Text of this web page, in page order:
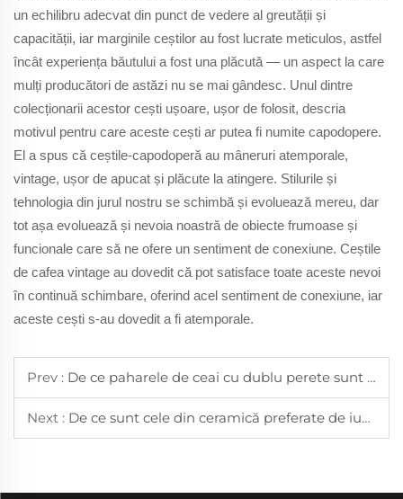
un echilibru adecvat din punct de vedere al greutății și
capacității, iar marginile ceștilor au fost lucrate meticulos, astfel
încât experiența băutului a fost una plăcută — un aspect la care
mulți producători de astăzi nu se mai gândesc. Unul dintre
colecționarii acestor cești ușoare, ușor de folosit, descria
motivul pentru care aceste cești ar putea fi numite capodopere.
El a spus că ceștile-capodoperă au mâneruri atemporale,
vintage, ușor de apucat și plăcute la atingere. Stilurile și
tehnologia din jurul nostru se schimbă și evoluează mereu, dar
tot așa evoluează și nevoia noastră de obiecte frumoase și
funcionale care să ne ofere un sentiment de conexiune. Ceștile
de cafea vintage au dovedit că pot satisface toate aceste nevoi
în continuă schimbare, oferind acel sentiment de conexiune, iar
aceste cești s-au dovedit a fi atemporale.
Prev : De ce paharele de ceai cu dublu perete sunt perfecte pentru a menține ceaiul cald mai mult timp
Next : De ce sunt cele din ceramică preferate de iubitorii de ceai